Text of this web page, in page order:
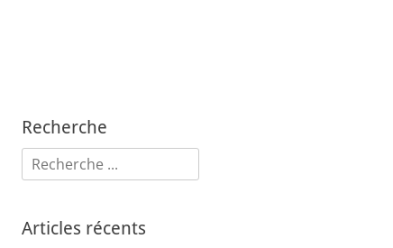
Recherche
Rechercher :
Articles récents